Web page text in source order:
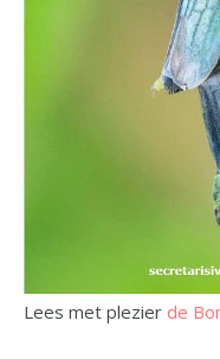
Lees met plezier de